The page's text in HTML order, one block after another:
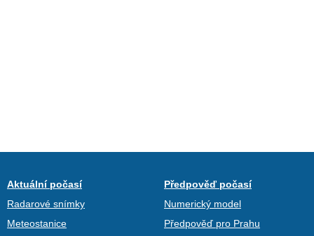
Aktuální počasí
Radarové snímky
Meteostanice
Předpověď počasí
Numerický model
Předpověď pro Prahu